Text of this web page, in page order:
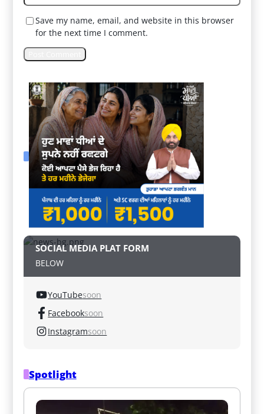
Save my name, email, and website in this browser
for the next time I comment.
SOCIAL MEDIA PLAT FORM
BELOW
YouTubesoon
Facebooksoon
Instagramsoon
Spotlight